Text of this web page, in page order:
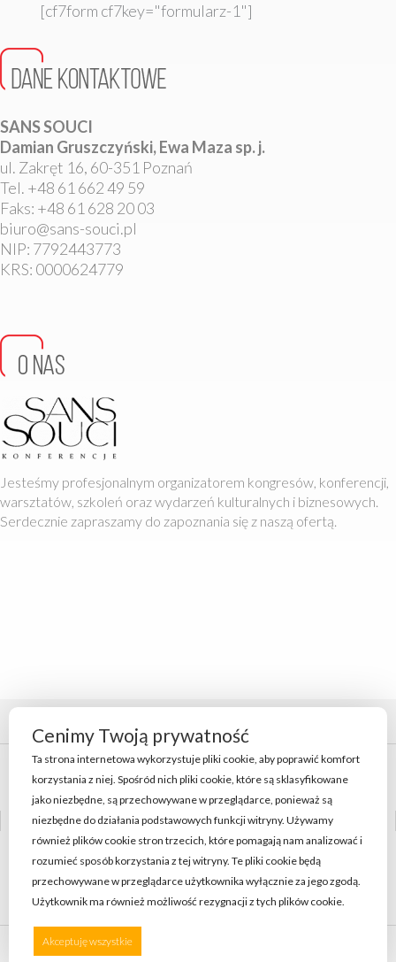
[cf7form cf7key="formularz-1"]
SANS SOUCI
Damian Gruszczyński, Ewa Maza sp. j.
ul. Zakręt 16, 60-351 Poznań
Tel. +48 61 662 49 59
Faks: +48 61 628 20 03
biuro@sans-souci.pl
NIP: 7792443773
KRS: 0000624779
Jesteśmy profesjonalnym organizatorem kongresów, konferencji,
warsztatów, szkoleń oraz wydarzeń kulturalnych i biznesowych.
Serdecznie zapraszamy do zapoznania się z naszą ofertą.
Polityka coookie
Polityka Prywatności
Regulamin
2022 SansSouci. All Rights Reserved.
Cenimy Twoją prywatność
Ta strona internetowa wykorzystuje pliki cookie, aby poprawić komfort
korzystania z niej. Spośród nich pliki cookie, które są sklasyfikowane
jako niezbędne, są przechowywane w przeglądarce, ponieważ są
niezbędne do działania podstawowych funkcji witryny. Używamy
również plików cookie stron trzecich, które pomagają nam analizować i
rozumieć sposób korzystania z tej witryny. Te pliki cookie będą
przechowywane w przeglądarce użytkownika wyłącznie za jego zgodą.
Użytkownik ma również możliwość rezygnacji z tych plików cookie.
Akceptuję wszystkie